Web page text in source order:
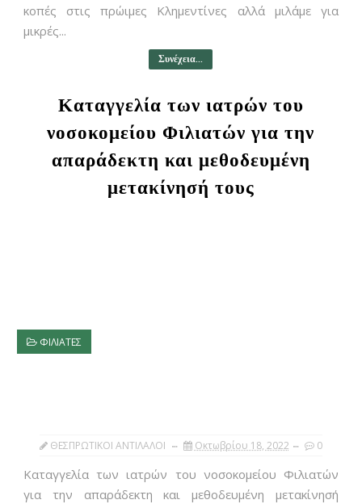
κοπές στις πρώιμες Κλημεντίνες αλλά μιλάμε για
μικρές...
Συνέχεια...
Καταγγελία των ιατρών του
νοσοκομείου Φιλιατών για την
απαράδεκτη και μεθοδευμένη
μετακίνησή τους
ΦΙΛΙΑΤΕΣ
ΘΕΣΠΡΩΤΙΚΟΙ ΑΝΤΙΛΑΛΟΙ Οκτωβρίου 18, 2022 0
Καταγγελία των ιατρών του νοσοκομείου Φιλιατών
για την απαράδεκτη και μεθοδευμένη μετακίνησή